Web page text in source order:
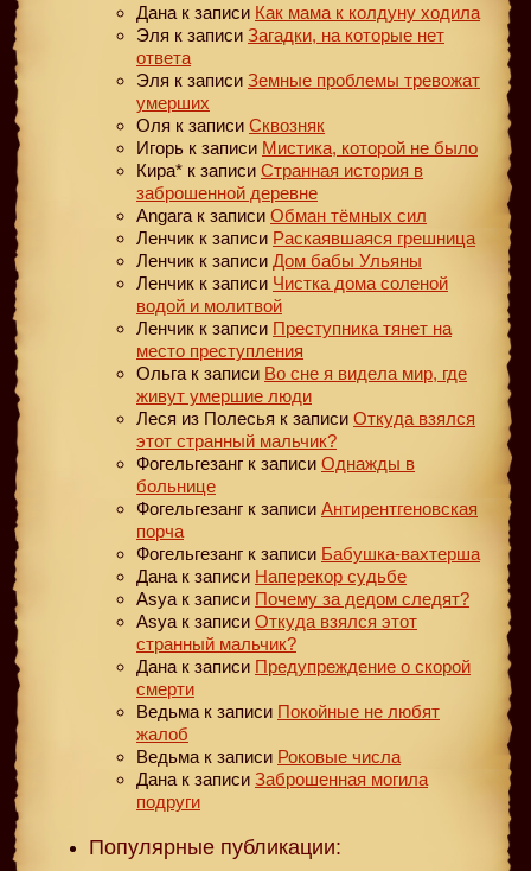
Дана к записи Как мама к колдуну ходила
Эля к записи Загадки, на которые нет
ответа
Эля к записи Земные проблемы тревожат
умерших
Оля к записи Сквозняк
Игорь к записи Мистика, которой не было
Кира* к записи Странная история в
заброшенной деревне
Angara к записи Обман тёмных сил
Ленчик к записи Раскаявшаяся грешница
Ленчик к записи Дом бабы Ульяны
Ленчик к записи Чистка дома соленой
водой и молитвой
Ленчик к записи Преступника тянет на
место преступления
Ольга к записи Во сне я видела мир, где
живут умершие люди
Леся из Полесья к записи Откуда взялся
этот странный мальчик?
Фогельгезанг к записи Однажды в
больнице
Фогельгезанг к записи Антирентгеновская
порча
Фогельгезанг к записи Бабушка-вахтерша
Дана к записи Наперекор судьбе
Asya к записи Почему за дедом следят?
Asya к записи Откуда взялся этот
странный мальчик?
Дана к записи Предупреждение о скорой
смерти
Ведьма к записи Покойные не любят
жалоб
Ведьма к записи Роковые числа
Дана к записи Заброшенная могила
подруги
Популярные публикации: